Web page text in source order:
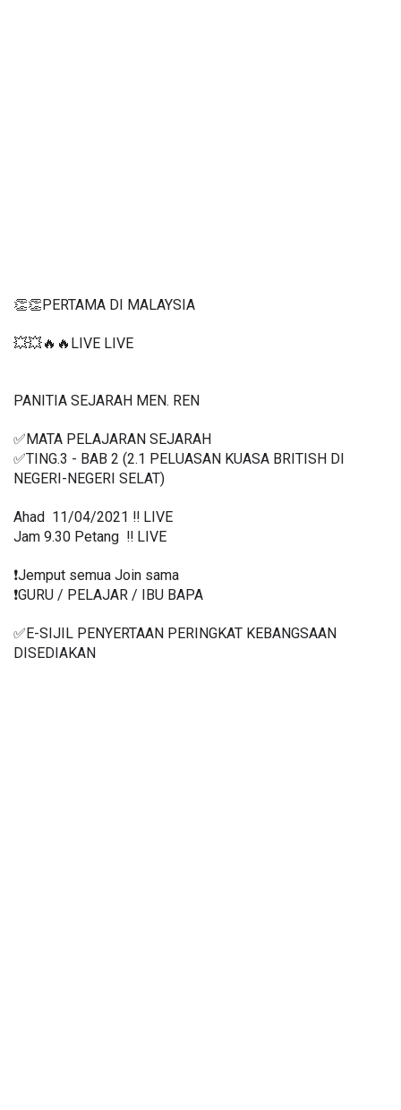
👏👏PERTAMA DI MALAYSIA
💥💥🔥🔥LIVE LIVE
PANITIA SEJARAH MEN. REN
✅MATA PELAJARAN SEJARAH
✅TING.3 - BAB 2 (2.1 PELUASAN KUASA BRITISH DI
NEGERI-NEGERI SELAT)
Ahad  11/04/2021 ‼️ LIVE
Jam 9.30 Petang  ‼️ LIVE
❗️Jemput semua Join sama
❗️GURU / PELAJAR / IBU BAPA
✅E-SIJIL PENYERTAAN PERINGKAT KEBANGSAAN
DISEDIAKAN